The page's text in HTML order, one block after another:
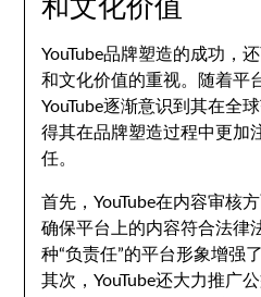
YouTube品牌塑造的成功，
和文化价值的重视。随着平
YouTube逐渐意识到其在全
得其在品牌塑造过程中更加
任。
首先，YouTube在内容审核
确保平台上的内容符合法律
种“负责任”的平台形象增强
其次，YouTube还大力推广